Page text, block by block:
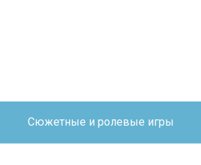
Сюжетные и ролевые игры